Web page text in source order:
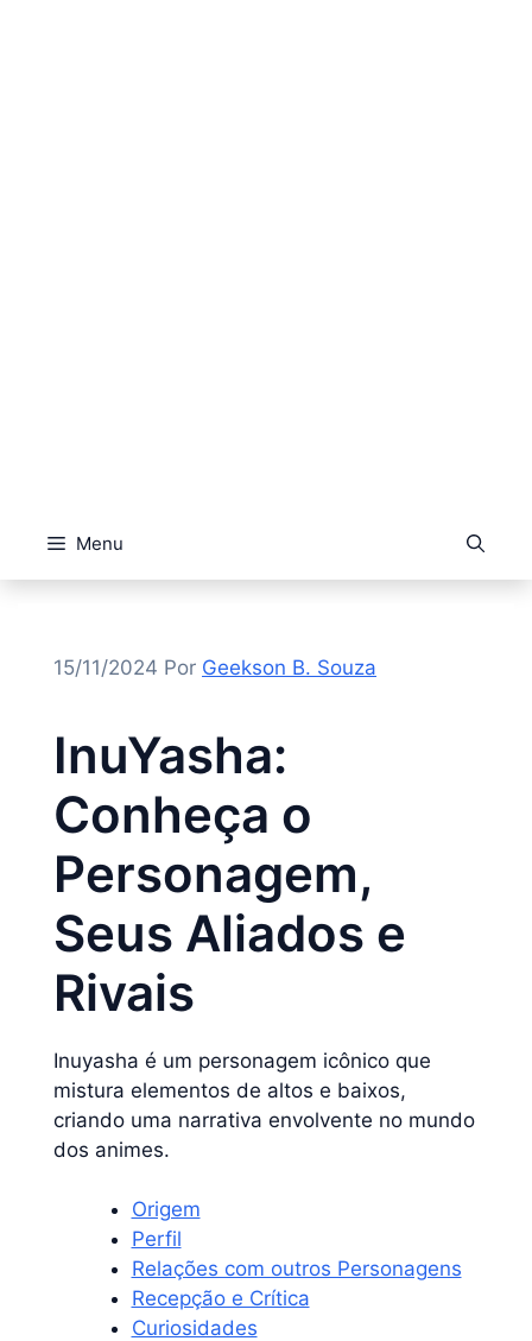
Menu
15/11/2024 Por Geekson B. Souza
InuYasha:
Conheça o
Personagem,
Seus Aliados e
Rivais
Inuyasha é um personagem icônico que
mistura elementos de altos e baixos,
criando uma narrativa envolvente no mundo
dos animes.
Origem
Perfil
Relações com outros Personagens
Recepção e Crítica
Curiosidades